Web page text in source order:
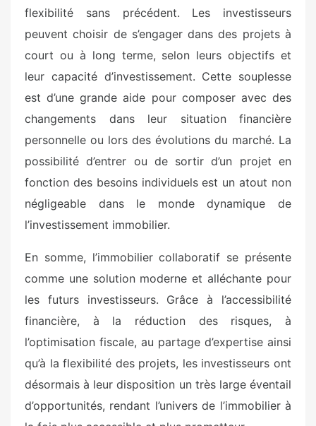
flexibilité sans précédent. Les investisseurs
peuvent choisir de s’engager dans des projets à
court ou à long terme, selon leurs objectifs et
leur capacité d’investissement. Cette souplesse
est d’une grande aide pour composer avec des
changements dans leur situation financière
personnelle ou lors des évolutions du marché. La
possibilité d’entrer ou de sortir d’un projet en
fonction des besoins individuels est un atout non
négligeable dans le monde dynamique de
l’investissement immobilier.
En somme, l’immobilier collaboratif se présente
comme une solution moderne et alléchante pour
les futurs investisseurs. Grâce à l’accessibilité
financière, à la réduction des risques, à
l’optimisation fiscale, au partage d’expertise ainsi
qu’à la flexibilité des projets, les investisseurs ont
désormais à leur disposition un très large éventail
d’opportunités, rendant l’univers de l’immobilier à